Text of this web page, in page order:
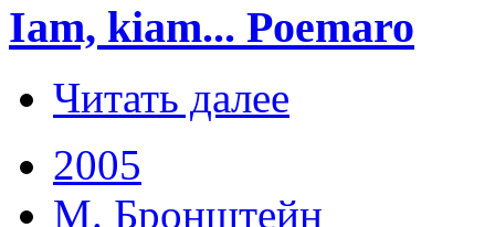
Iam, kiam... Poemaro
Читать далее
2005
М. Бронштейн